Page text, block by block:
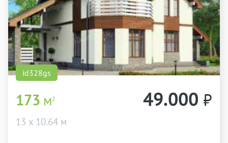
id328gs
173 м2
13 х 10.64 м
49.000 ₽